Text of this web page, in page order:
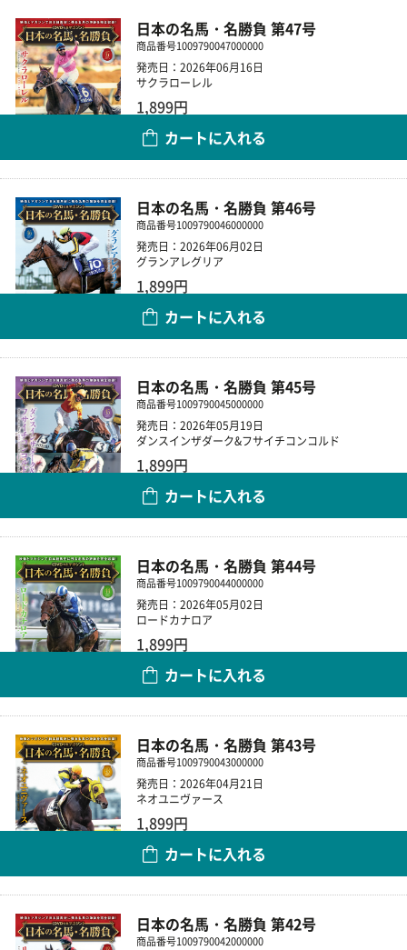
日本の名馬・名勝負 第47号
商品番号1009790047000000
発売日：2026年06月16日
サクラローレル
1,899円
カートに入れる
日本の名馬・名勝負 第46号
商品番号1009790046000000
発売日：2026年06月02日
グランアレグリア
1,899円
カートに入れる
日本の名馬・名勝負 第45号
商品番号1009790045000000
発売日：2026年05月19日
ダンスインザダーク&フサイチコンコルド
1,899円
カートに入れる
日本の名馬・名勝負 第44号
商品番号1009790044000000
発売日：2026年05月02日
ロードカナロア
1,899円
カートに入れる
日本の名馬・名勝負 第43号
商品番号1009790043000000
発売日：2026年04月21日
ネオユニヴァース
1,899円
カートに入れる
日本の名馬・名勝負 第42号
商品番号1009790042000000